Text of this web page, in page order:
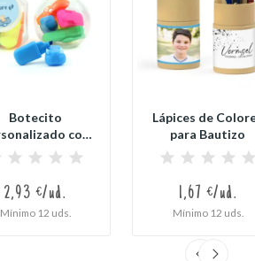
Botecito
con
para...
2,93 €/ud.
Mínimo 12 uds.
Lápices de
para Bautizo
1,67 €/ud.
Mínimo 12 uds.